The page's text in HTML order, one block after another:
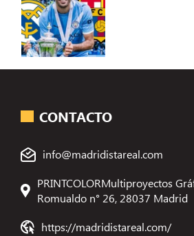
CONTACTO
info@madridistareal.com
PRINTCOLORMultiproyectos
Romualdo n° 26, 28037 Madrid
https://madridistareal.com/